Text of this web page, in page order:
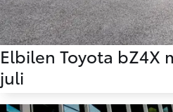
Elbilen Toyota
juli